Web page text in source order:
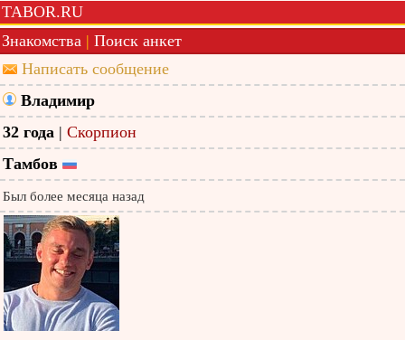
TABOR.RU
Знакомства | Поиск анкет
Написать сообщение
Владимир
32 года | Скорпион
Тамбов
Был более месяца назад